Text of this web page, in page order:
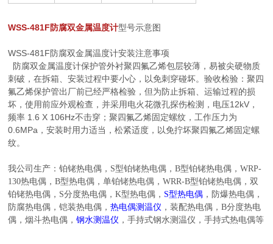
WSS-481F防腐双金属温度计型号示意图
WSS-481F防腐双金属温度计安装注意事项
防腐双金属温度计保护管外衬聚四氟乙烯包层较薄，易被尖硬物质
刺破，在拆箱、安装过程中要小心，以免刺穿碰坏。验收检验：聚四
氟乙烯保护管出厂前已经严格检验，但为防止拆箱、运输过程的损
坏，使用前应外观检查，并采用电火花微孔探伤检测，电压12kV，
频率 1.6 X 106Hz不击穿；聚四氟乙烯固定螺纹，工作压力为
0.6MPa，安装时用力适当，松紧适度，以免拧坏聚四氟乙烯固定螺
纹。
我公司生产：铂铑热电偶， S型铂铑热电偶，B型铂铑热电偶，WRP-
130热电偶，B型热电偶，单铂铑热电偶，WRR-B型铂铑热电偶，双
铂铑热电偶， S分度热电偶，K型热电偶， S型热电偶 ，防爆热电偶，
防腐热电偶，铠装热电偶，热电偶测温仪 ，装配热电偶，B分度热电
偶，烟斗热电偶，钢水测温仪 ，手持式钢水测温仪，手持式热电偶等